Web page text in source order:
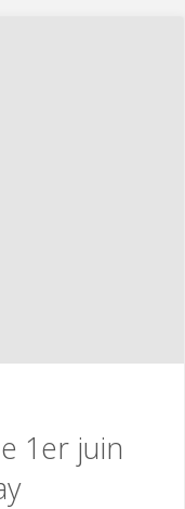
1er juin